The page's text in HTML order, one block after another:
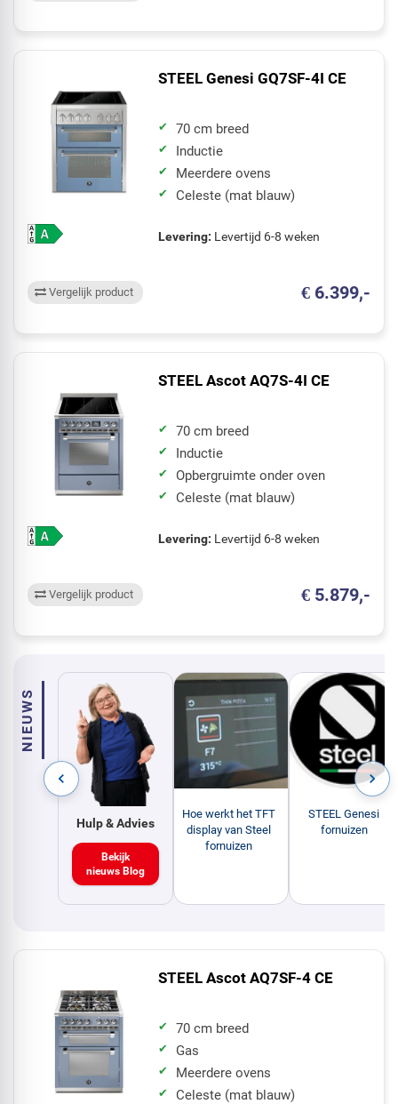
STEEL Genesi GQ7SF-4I CE
70 cm breed
Inductie
Meerdere ovens
Celeste (mat blauw)
Levering: Levertijd 6-8 weken
€ 6.399,-
Vergelijk product
STEEL Ascot AQ7S-4I CE
70 cm breed
Inductie
Opbergruimte onder oven
Celeste (mat blauw)
Levering: Levertijd 6-8 weken
€ 5.879,-
Vergelijk product
NIEUWS
Hulp & Advies
Bekijk
nieuws Blog
Hoe werkt het TFT
display van Steel
fornuizen
STEEL Genesi
fornuizen
STEEL Ascot AQ7SF-4 CE
70 cm breed
Gas
Meerdere ovens
Celeste (mat blauw)